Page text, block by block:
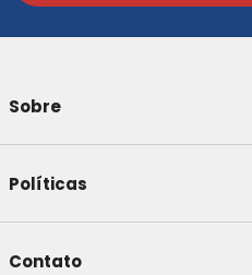
Sobre
Políticas
Contato